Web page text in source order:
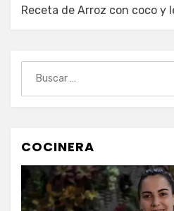
Receta de Arroz con coco y
COCINERA